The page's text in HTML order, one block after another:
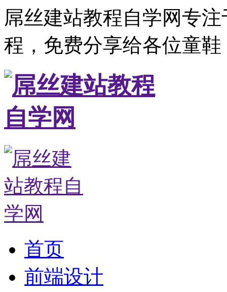
屌丝建站教程自学网专
程，免费分享给各位童
首页
前端设计